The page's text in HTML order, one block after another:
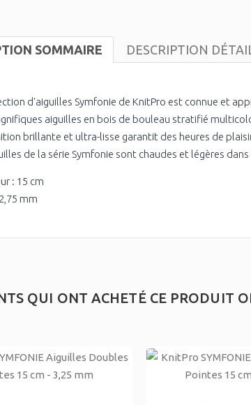
SOMMAIRE DESCRIPTION
d'aiguilles Symfonie de KnitPro est connue et
aiguilles en bois de bouleau stratifié
brillante et ultra-lisse garantit des heures de
de la série Symfonie sont chaudes et légères dans
: 15 cm
mm
QUI ONT ACHETÉ CE PRODUIT